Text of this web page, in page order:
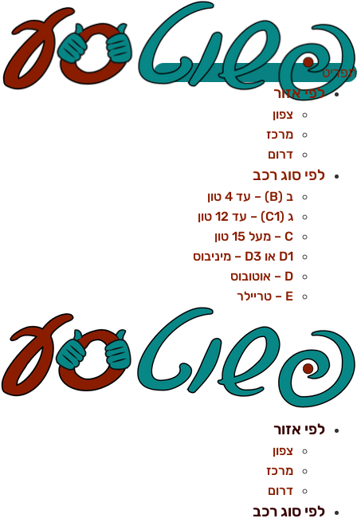
לפי אזור
צפון
מרכז
דרום
לפי סוג רכב
ב (B) – עד 4 טון
ג (C1) – עד 12 טון
C – מעל 15 טון
D1 או D3 – מיניבוס
D – אוטובוס
E – טריילר
לפי אזור
צפון
מרכז
דרום
לפי סוג רכב